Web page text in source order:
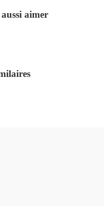
aimer